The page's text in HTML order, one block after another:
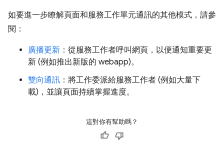
如要進一步瞭解頁面和服務工作單元通訊的其他模式，請參
閱：
廣播更新 ：從服務工作者呼叫網頁，以便通知重要更
新 (例如推出新版的 webapp)。
雙向通訊 ：將工作委派給服務工作者 (例如大量下
載)，並讓頁面持續掌握進度。
這對你有幫助嗎？